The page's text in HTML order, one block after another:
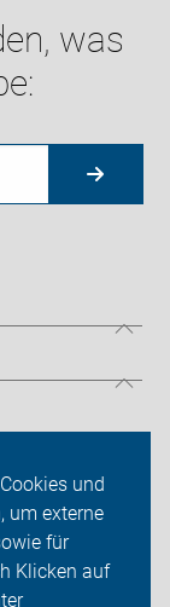
und
um externe
für
Klicken auf
was